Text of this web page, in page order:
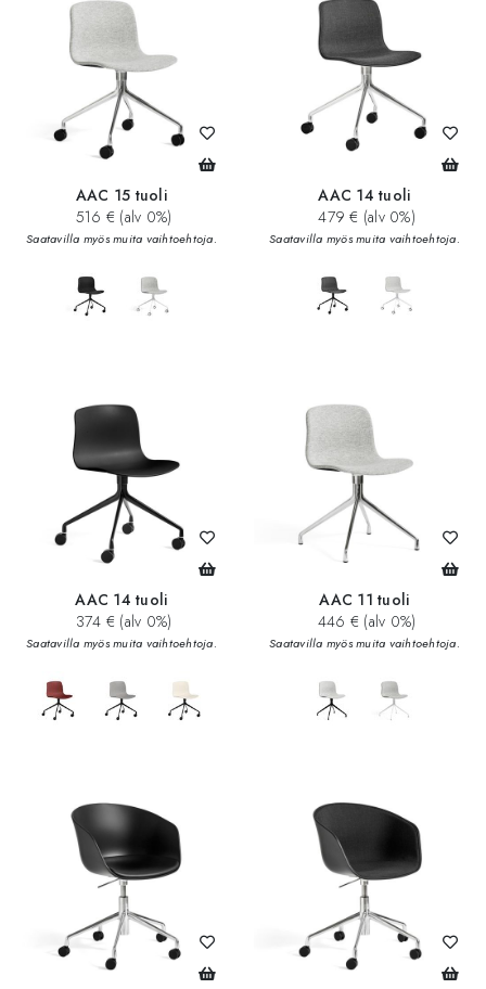
AAC 15 tuoli
516 € (alv 0%)
Saatavilla myös muita vaihtoehtoja.
AAC 14 tuoli
479 € (alv 0%)
Saatavilla myös muita vaihtoehtoja.
AAC 14 tuoli
374 € (alv 0%)
Saatavilla myös muita vaihtoehtoja.
AAC 11 tuoli
446 € (alv 0%)
Saatavilla myös muita vaihtoehtoja.